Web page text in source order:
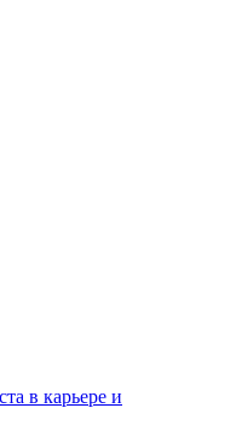
в карьере и